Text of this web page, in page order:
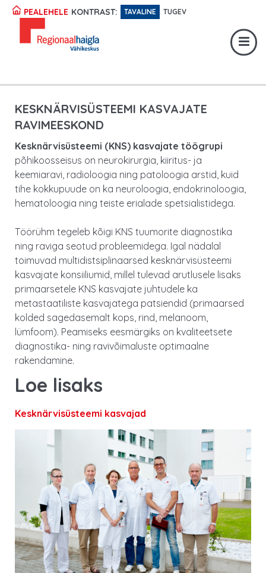
PEALEHELE KONTRAST: TAVALINE TUGEV
617 1049
Erakorraline abi:
KESKNÄRVISÜSTEEMI KASVAJATE
RAVIMEESKOND
Kesknärvisüsteemi (KNS) kasvajate töögrupi
põhikoosseisus on neurokirurgia, kiiritus- ja
keemiaravi, radioloogia ning patoloogia arstid, kuid
tihe kokkupuude on ka neuroloogia, endokrinoloogia,
hematoloogia ning teiste erialade spetsialistidega.
Töörühm tegeleb kõigi KNS tuumorite diagnostika
ning raviga seotud probleemidega. Igal nädalal
toimuvad multidistsiplinaarsed kesknärvisüsteemi
kasvajate konsiiliumid, millel tulevad arutlusele lisaks
primaarsetele KNS kasvajate juhtudele ka
metastaatiliste kasvajatega patsiendid (primaarsed
kolded sagedasemalt kops, rind, melanoom,
lümfoom). Peamiseks eesmärgiks on kvaliteetsete
diagnostika- ning ravivõimaluste optimaalne
rakendamine.
Loe lisaks
Kesknärvisüsteemi kasvajad